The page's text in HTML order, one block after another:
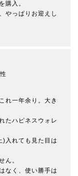
購入。
やっぱりお迎えし
れ一年余り。大き
たハピネスウォレ
)入れても見た目は
ん。
なく、使い勝手は